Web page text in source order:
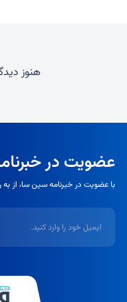
هنوز
عضویت در
با عضویت در خبرنامه سین سا، از